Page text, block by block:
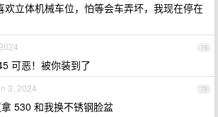
欢立体机械车位，怕等会车弄坏，我现在停在
78
可恶！被你装到了
79
3, 2024
530 和我换不锈钢脸盆